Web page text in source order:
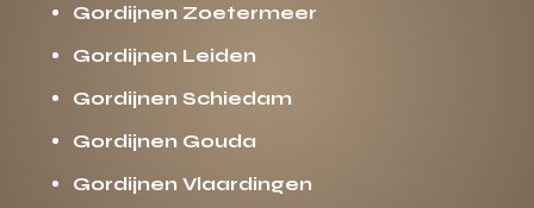
Gordijnen Zoetermeer
Gordijnen Leiden
Gordijnen Schiedam
Gordijnen Gouda
Gordijnen Vlaardingen